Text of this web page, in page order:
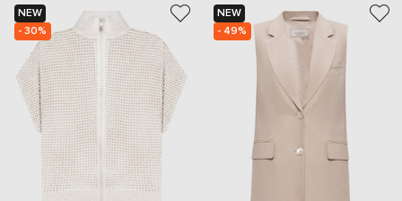
NEW
- 30%
NEW
- 49%